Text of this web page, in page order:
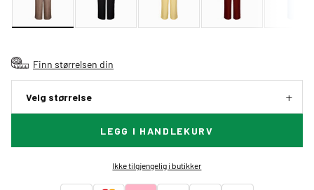
Finn størrelsen din
Velg størrelse
LEGG I HANDLEKURV
Ikke tilgjengelig i butikker